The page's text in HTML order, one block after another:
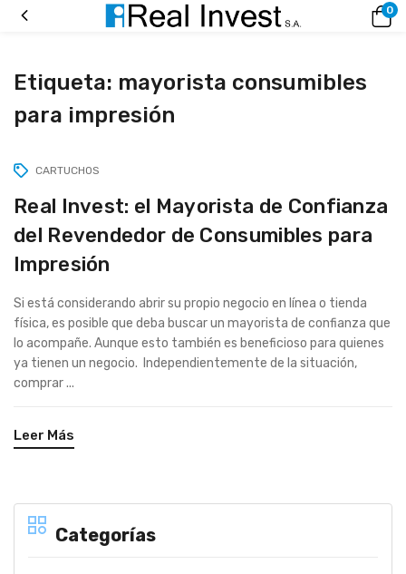
0
Etiqueta: mayorista consumibles
para impresión
Categorías
CARTUCHOS
Real Invest: el Mayorista de Confianza
del Revendedor de Consumibles para
Impresión
Si está considerando abrir su propio negocio en línea o tienda
física, es posible que deba buscar un mayorista de confianza que
lo acompañe. Aunque esto también es beneficioso para quienes
ya tienen un negocio. Independientemente de la situación,
comprar ...
Leer Más